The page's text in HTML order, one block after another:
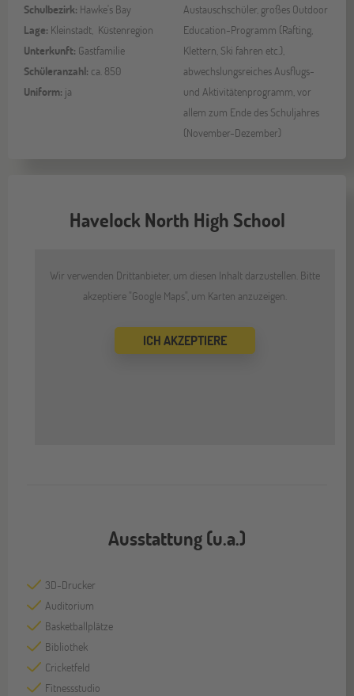
Schulbezirk: Hawke's Bay
Lage: Kleinstadt, Küstenregion
Unterkunft: Gastfamilie
Schüleranzahl: ca. 850
Uniform: ja
Austauschschüler, großes Outdoor
Education-Programm (Rafting,
Klettern, Ski fahren etc.),
abwechslungsreiches Ausflugs-
und Aktivitätenprogramm, vor
allem zum Ende des Schuljahres
(November-Dezember)
Havelock North High School
Wir verwenden Drittanbieter, um diesen Inhalt darzustellen. Bitte
akzeptiere "Google Maps", um Karten anzuzeigen.
ICH AKZEPTIERE
Ausstattung (u.a.)
3D-Drucker
Auditorium
Basketballplätze
Bibliothek
Cricketfeld
Fitnessstudio